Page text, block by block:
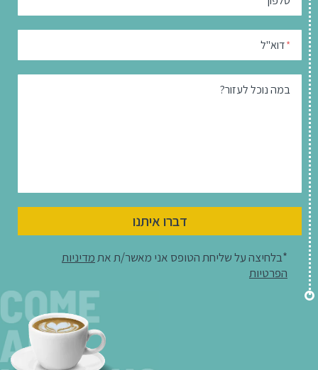
*דוא"ל
במה נוכל לעזור?
דברו איתנו
*בלחיצה על שליחת הטופס אני מאשר/ת אתמדיניות
הפרטיות